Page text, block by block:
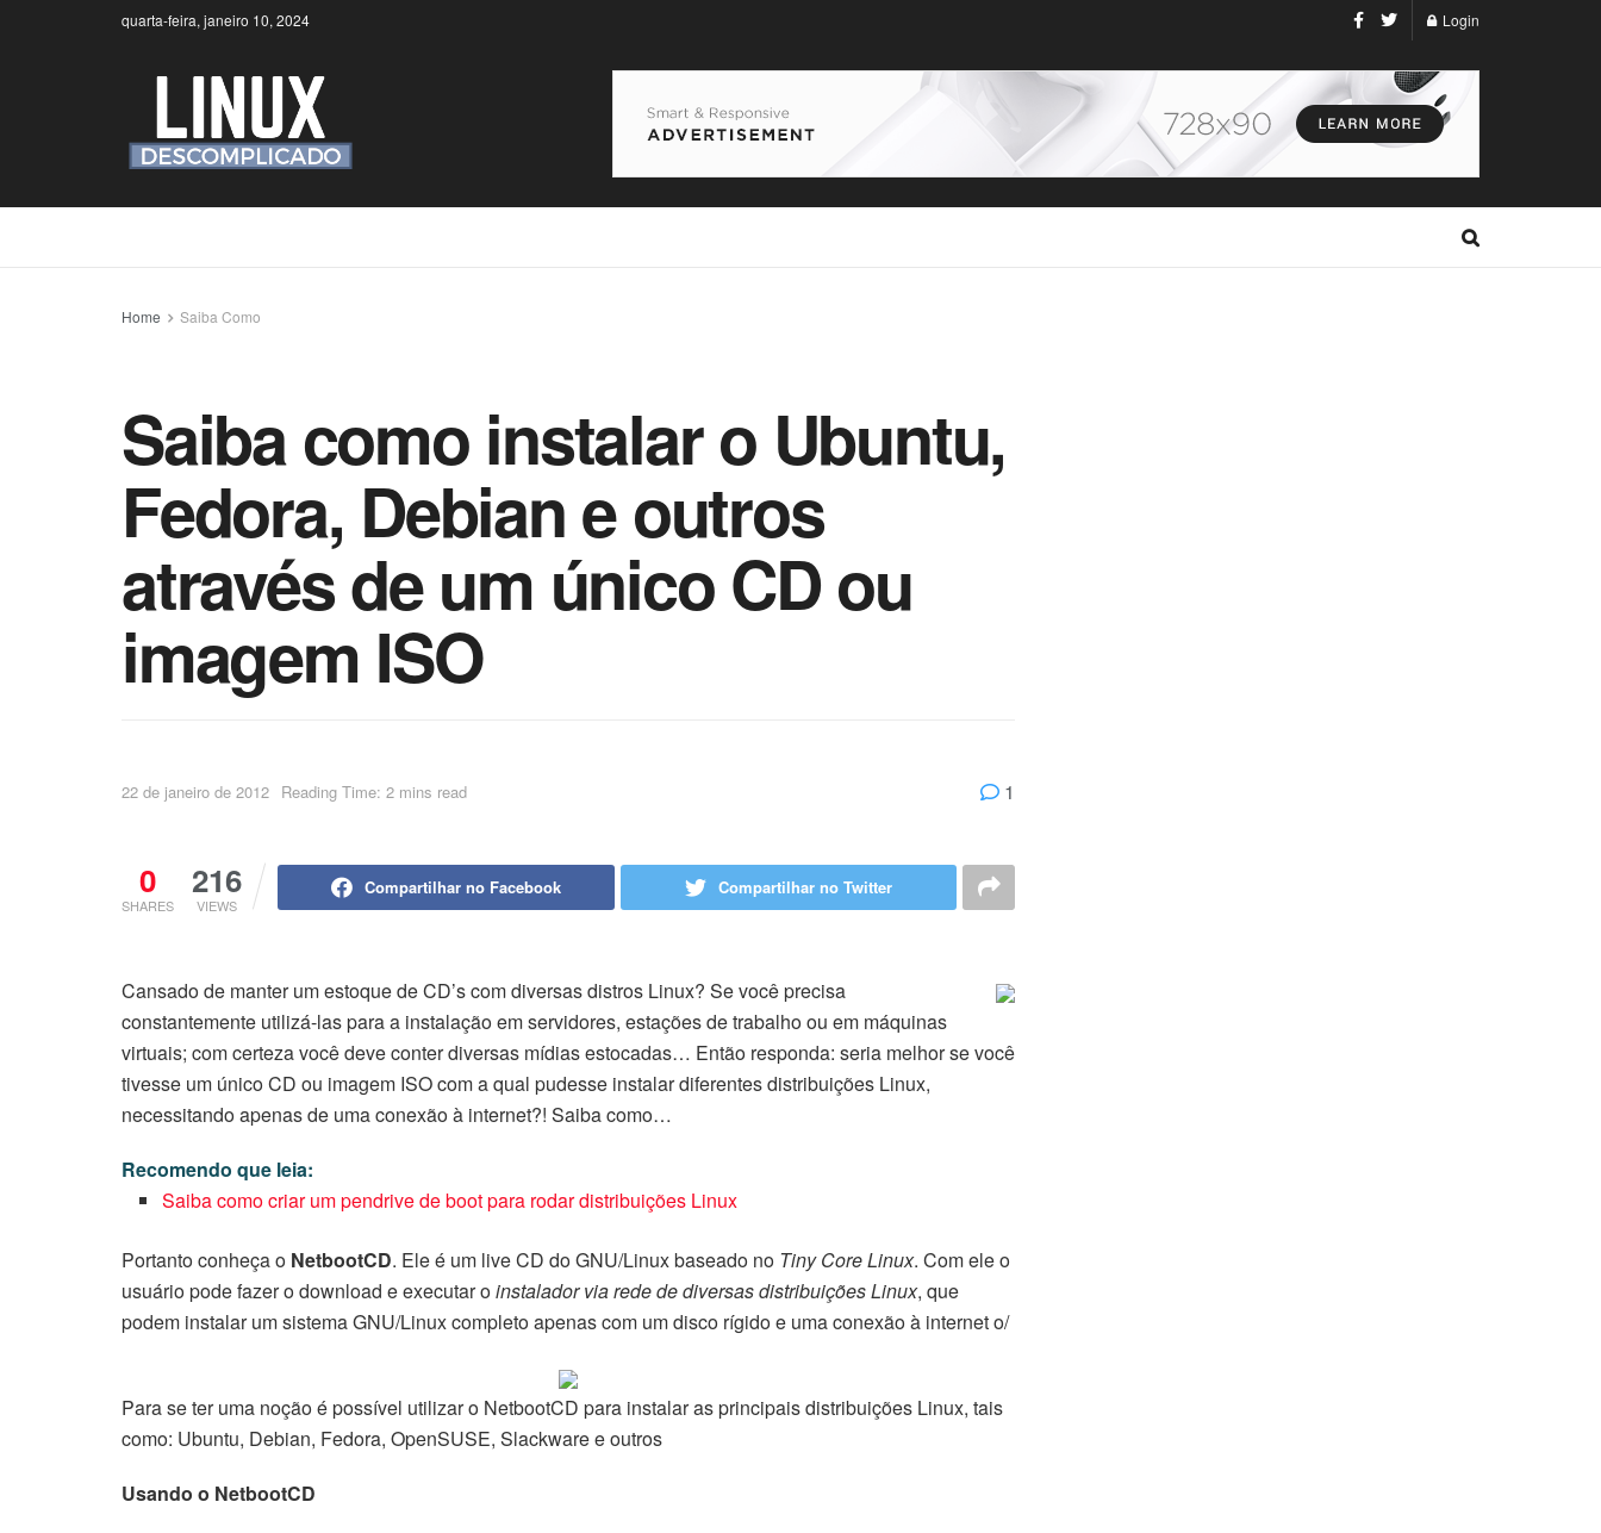
quarta-feira, janeiro 10, 2024 Login
Home Saiba Como
Saiba como instalar o Ubuntu,
Fedora, Debian e outros
através de um único CD ou
imagem ISO
22 de janeiro de 2012 Reading Time: 2 mins read 1
0
SHARES
216
VIEWS
Compartilhar no Facebook Compartilhar no Twitter
Cansado de manter um estoque de CD’s com diversas distros Linux? Se você precisa
constantemente utilizá-las para a instalação em servidores, estações de trabalho ou em máquinas
virtuais; com certeza você deve conter diversas mídias estocadas… Então responda: seria melhor se você
tivesse um único CD ou imagem ISO com a qual pudesse instalar diferentes distribuições Linux,
necessitando apenas de uma conexão à internet?! Saiba como…
Recomendo que leia:
Saiba como criar um pendrive de boot para rodar distribuições Linux
Portanto conheça o NetbootCD. Ele é um live CD do GNU/Linux baseado no Tiny Core Linux. Com ele o
usuário pode fazer o download e executar oinstalador via rede de diversas distribuições Linux, que
podem instalar um sistema GNU/Linux completo apenas com um disco rígido e uma conexão à internet o/
Para se ter uma noção é possível utilizar o NetbootCD para instalar as principais distribuições Linux, tais
como: Ubuntu, Debian, Fedora, OpenSUSE, Slackware e outros
Usando o NetbootCD